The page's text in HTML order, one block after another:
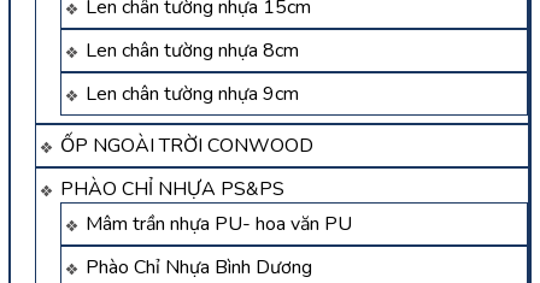
Len chân tường nhựa 15cm
Len chân tường nhựa 8cm
Len chân tường nhựa 9cm
ỐP NGOÀI TRỜI CONWOOD
PHÀO CHỈ NHỰA PS&PS
Mâm trần nhựa PU- hoa văn PU
Phào Chỉ Nhựa Bình Dương